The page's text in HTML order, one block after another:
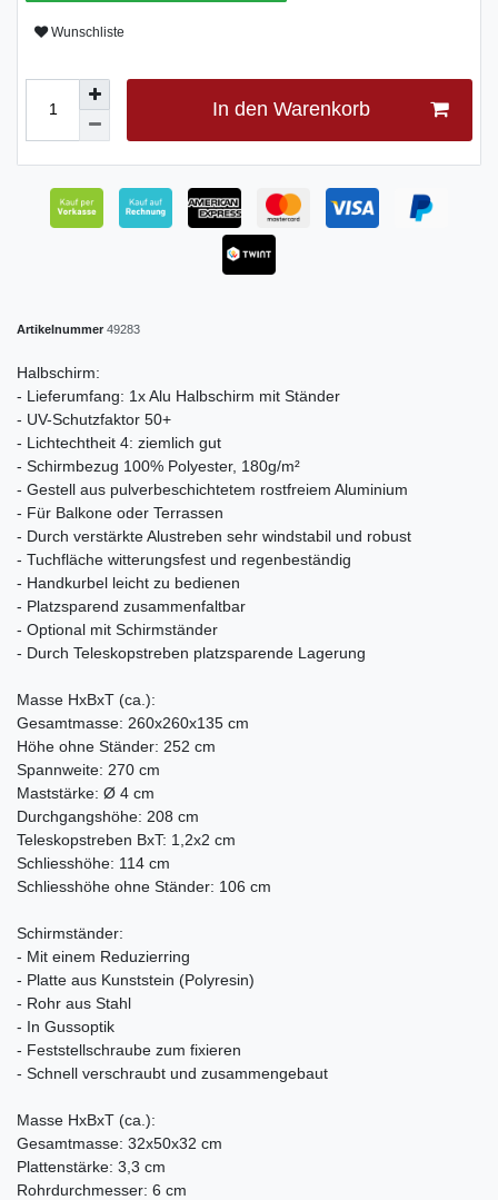
Wunschliste
In den Warenkorb
Artikelnummer 49283
Halbschirm:
- Lieferumfang: 1x Alu Halbschirm mit Ständer
- UV-Schutzfaktor 50+
- Lichtechtheit 4: ziemlich gut
- Schirmbezug 100% Polyester, 180g/m²
- Gestell aus pulverbeschichtetem rostfreiem Aluminium
- Für Balkone oder Terrassen
- Durch verstärkte Alustreben sehr windstabil und robust
- Tuchfläche witterungsfest und regenbeständig
- Handkurbel leicht zu bedienen
- Platzsparend zusammenfaltbar
- Optional mit Schirmständer
- Durch Teleskopstreben platzsparende Lagerung
Masse HxBxT (ca.):
Gesamtmasse: 260x260x135 cm
Höhe ohne Ständer: 252 cm
Spannweite: 270 cm
Maststärke: Ø 4 cm
Durchgangshöhe: 208 cm
Teleskopstreben BxT: 1,2x2 cm
Schliesshöhe: 114 cm
Schliesshöhe ohne Ständer: 106 cm
Schirmständer:
- Mit einem Reduzierring
- Platte aus Kunststein (Polyresin)
- Rohr aus Stahl
- In Gussoptik
- Feststellschraube zum fixieren
- Schnell verschraubt und zusammengebaut
Masse HxBxT (ca.):
Gesamtmasse: 32x50x32 cm
Plattenstärke: 3,3 cm
Rohrdurchmesser: 6 cm